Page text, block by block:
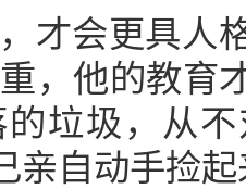
才会更具人
，他的教育
垃圾，从
亲自动手捡